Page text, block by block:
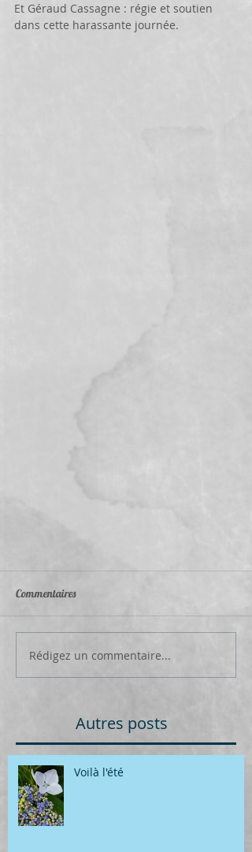
Et Géraud Cassagne : régie et soutien
dans cette harassante journée.
Commentaires
Rédigez un commentaire...
Autres posts
Voilà l'été